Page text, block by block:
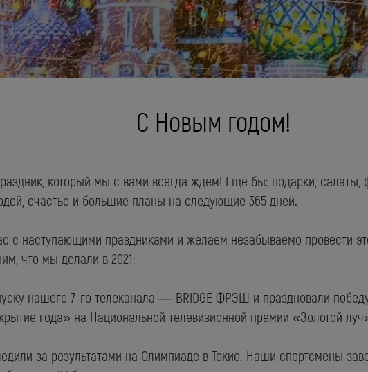
С Новым годом!
который мы с вами всегда ждем! Еще бы: подарки, салаты,
счастье и большие планы на следующие 365 дней.
с наступающими праздниками и желаем незабываемо провести
что мы делали в 2021:
нашего 7-го телеканала — BRIDGE ФРЭШ и праздновали
года» на Национальной телевизионной премии «Золотой
за результатами на Олимпиаде в Токио. Наши спортсмены